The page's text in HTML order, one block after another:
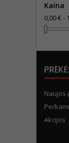
Kaina
0,00 € -
Naujos
Akcijos